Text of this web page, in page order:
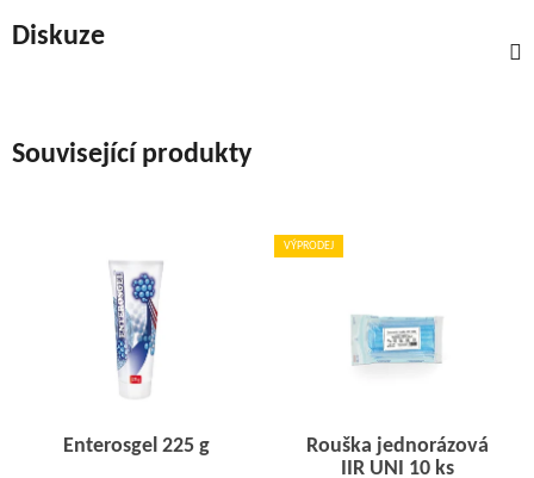
Diskuze
Související produkty
Enterosgel 225 g
VÝPRODEJ
Rouška jednorázová
IIR UNI 10 ks